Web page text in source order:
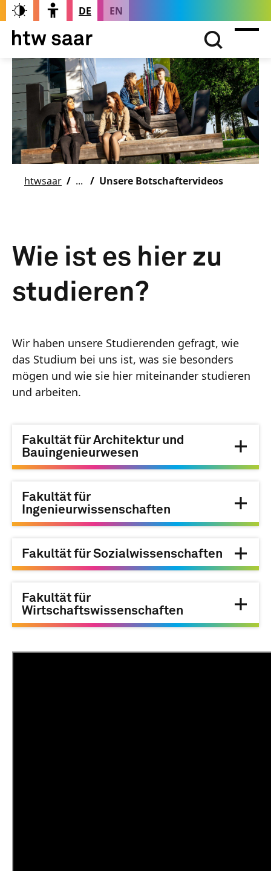
DE EN
htwsaar Unsere Botschaftervideos
Wie ist es hier zu
studieren?
Wir haben unsere Studierenden gefragt, wie
das Studium bei uns ist, was sie besonders
mögen und wie sie hier miteinander studieren
und arbeiten.
Fakultät für Architektur und
Bauingenieurwesen
Fakultät für
Ingenieurwissenschaften
Fakultät für Sozialwissenschaften
Fakultät für
Wirtschaftswissenschaften